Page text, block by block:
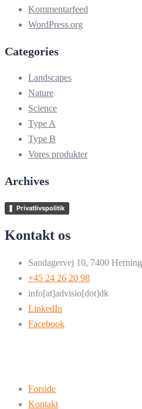
Kommentarfeed
WordPress.org
Categories
Landscapes
Nature
Science
Type A
Type B
Vores produkter
Archives
Privatlivspolitik
Kontakt os
Sandagervej 10, 7400 Herning
+45 24 26 20 98
info[at]advisio[dot]dk
LinkedIn
Facebook
Forside
Kontakt